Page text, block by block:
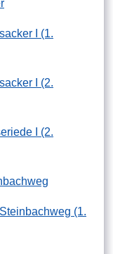
I (1.
I (2.
I (2.
(1.